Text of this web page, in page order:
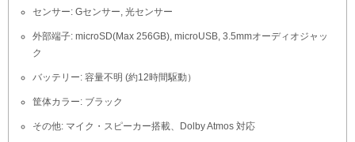
センサー: Gセンサー, 光センサー
外部端子: microSD(Max 256GB), microUSB, 3.5mmオーディオジャッ
ク
バッテリー: 容量不明 (約12時間駆動）
筐体カラー: ブラック
その他: マイク・スピーカー搭載、Dolby Atmos 対応